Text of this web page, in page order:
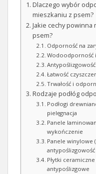
Dlaczego wybór
mieszkaniu z psem?
Jakie cechy powinna
psem?
Odporność na
Wodoodporność
Łatwość
Trwałość i
Rodzaje podłóg
Podłogi
pielęgnacja
Panele
wykończenie
Panele winylowe
antypoślizgowość
Płytki
antypoślizgowe